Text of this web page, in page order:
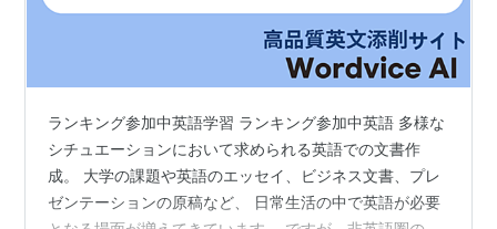
ランキング参加中英語学習 ランキング参加中英語 多様な
シチュエーションにおいて求められる英語での文書作
成。 大学の課題や英語のエッセイ、ビジネス文書、プレ
ゼンテーションの原稿など、 日常生活の中で英語が必要